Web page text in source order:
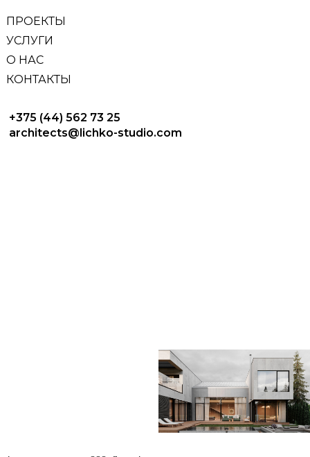
ПРОЕКТЫ
+375 (44) 562 73 25
architects@lichko-studio.com
УСЛУГИ
О НАС
КОНТАКТЫ